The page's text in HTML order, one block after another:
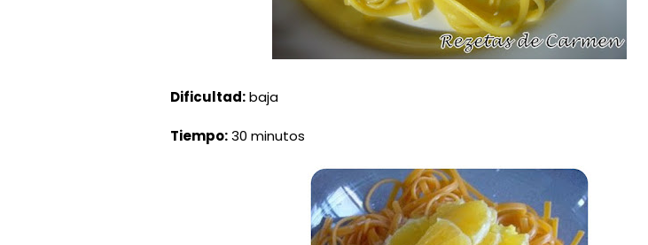
Dificultad:baja
Tiempo:30 minutos